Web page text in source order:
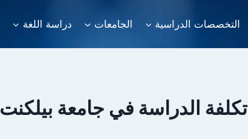
التخصصات الدراسية الجامعات دراسة اللغة
تكلفة الدراسة في جامعة بيلكنت